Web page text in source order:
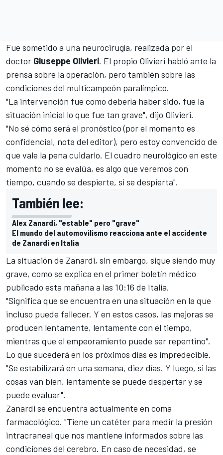
Fue sometido a una neurocirugía, realizada por el
doctor Giuseppe Olivieri. El propio Olivieri habló ante la
prensa sobre la operación, pero también sobre las
condiciones del multicampeón paralímpico.
"La intervención fue como debería haber sido, fue la
situación inicial lo que fue tan grave", dijo Olivieri.
"No sé cómo será el pronóstico (por el momento es
confidencial, nota del editor), pero estoy convencido de
que vale la pena cuidarlo. El cuadro neurológico en este
momento no se evalúa, es algo que veremos con
tiempo, cuando se despierte, si se despierta".
También lee:
Alex Zanardi, "estable" pero "grave"
El mundo del automovilismo reacciona ante el accidente
de Zanardi en Italia
La situación de Zanardi, sin embargo, sigue siendo muy
grave, como se explica en el primer boletín médico
publicado esta mañana a las 10:16 de Italia.
"Significa que se encuentra en una situación en la que
incluso puede fallecer. Y en estos casos, las mejoras se
producen lentamente, lentamente con el tiempo,
mientras que el empeoramiento puede ser repentino".
Lo que sucederá en los próximos días es impredecible.
"Se estabilizará en una semana, diez días. Y luego, si las
cosas van bien, lentamente se puede despertar y se
puede evaluar".
Zanardi se encuentra actualmente en coma
farmacológico. "Tiene un catéter para medir la presión
intracraneal que nos mantiene informados sobre las
condiciones del cerebro. En caso de necesidad, se